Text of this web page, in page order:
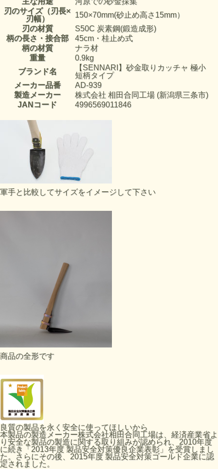
刃のサイズ（刃長×
刃幅）
150×70mm(砂止め高さ15mm）
刃の材質
S50C 炭素鋼(鍛造成形)
柄の長さ・接合部
45cm・桂止め式
柄の材質
ナラ材
重量
0.9kg
ブランド名
【SENNARI】砂金取りカッチャ 極小
短柄タイプ
メーカー品番
AD-939
製造メーカー
株式会社 相田合同工場 (新潟県三条市)
JANコード
4996569011846
軍手と比較してサイズをイメージして下さい
商品の全形です
良質の製品を永く安全に使ってほしいから
本製品の製造メーカー株式会社相田合同工場は、経済産業省よ
り安全な製品の製造に関する取り組みが認められ、2010年度
に続き「2013年度 製品安全対策優良企業表彰」を受賞しまし
た。さらにその後、2015年度 製品安全対策ゴールド企業に認
定されました。